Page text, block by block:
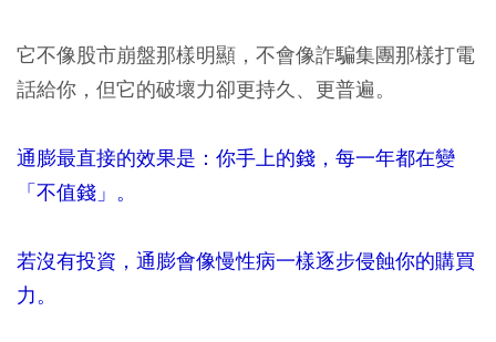
它不像股市崩盤那樣明顯，不會像詐騙集團那樣打電
話給你，但它的破壞力卻更持久、更普遍。
通膨最直接的效果是：你手上的錢，每一年都在變
「不值錢」。
若沒有投資，通膨會像慢性病一樣逐步侵蝕你的購買
力。